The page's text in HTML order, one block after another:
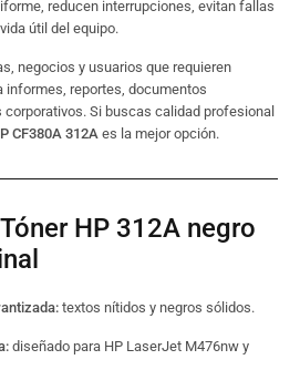
reducen interrupciones, evitan fallas
útil del equipo.
negocios y usuarios que requieren
informes, reportes, documentos
Si buscas calidad profesional
CF380A 312A es la mejor opción.
HP 312A negro
textos nítidos y negros sólidos.
diseñado para HP LaserJet M476nw y